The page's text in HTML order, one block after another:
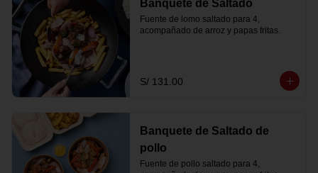
Banquete de Saltado
Fuente de lomo saltado para 4,
acompañado de arroz y papas fritas.
S/ 131.00
Banquete de Saltado de
pollo
Fuente de pollo saltado para 4,